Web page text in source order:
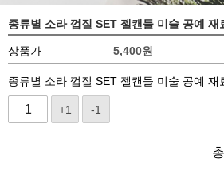
종류별 소라 껍질 SET 젤캔들 미술 공예 재
상품가 5,400원
종류별 소라 껍질 SET 젤캔들 미술 공예 재
+1 -1